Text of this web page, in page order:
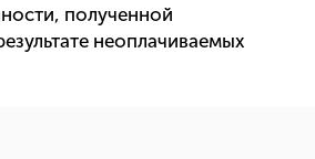
полученной
неоплачиваемых